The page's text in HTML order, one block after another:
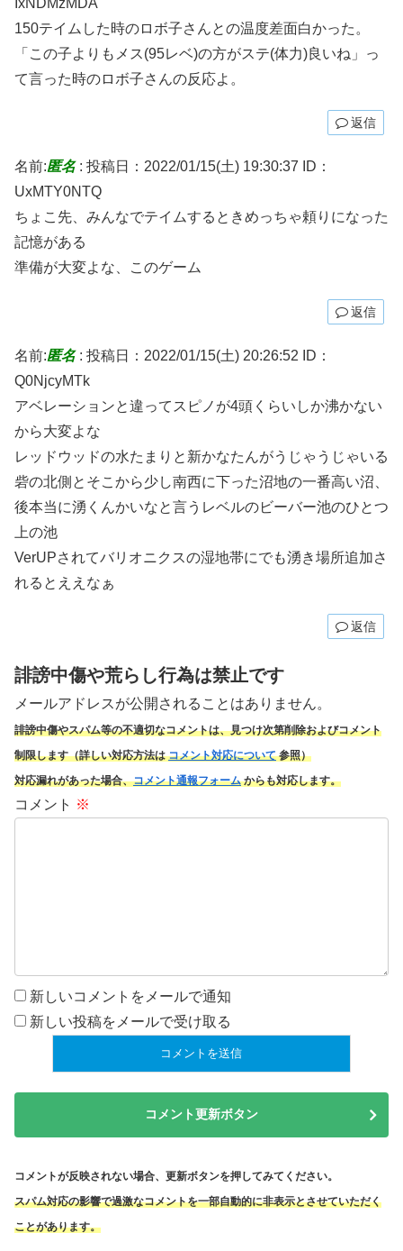
150テイムした時のロボ子さんとの温度差面白かった。
「この子よりもメス(95レベ)の方がステ(体力)良いね」っ
て言った時のロボ子さんの反応よ。
返信
名前:匿名: 投稿日：2022/01/15(土) 19:30:37
ID：
UxMTY0NTQ
ちょこ先、みんなでテイムするときめっちゃ頼りになった
記憶がある
準備が大変よな、このゲーム
返信
名前:匿名: 投稿日：2022/01/15(土) 20:26:52
ID：
Q0NjcyMTk
アベレーションと違ってスピノが4頭くらいしか沸かない
から大変よな
レッドウッドの水たまりと新かなたんがうじゃうじゃいる
砦の北側とそこから少し南西に下った沼地の一番高い沼、
後本当に湧くんかいなと言うレベルのビーバー池のひとつ
上の池
VerUPされてバリオニクスの湿地帯にでも湧き場所追加さ
れるとええなぁ
返信
誹謗中傷や荒らし行為は禁止です
メールアドレスが公開されることはありません。
誹謗中傷やスパム等の不適切なコメントは、見つけ次第削除およびコメント
制限します（詳しい対応方法はコメント対応について参照）
対応漏れがあった場合、コメント通報フォームからも対応します。
コメント ※
新しいコメントをメールで通知
新しい投稿をメールで受け取る
コメント更新ボタン
コメントが反映されない場合、更新ボタンを押してみてください。
スパム対応の影響で過激なコメントを一部自動的に非表示とさせていただく
ことがあります。